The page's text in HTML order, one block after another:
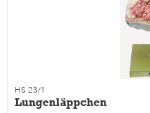
HS 23/1
Lungenläppchen